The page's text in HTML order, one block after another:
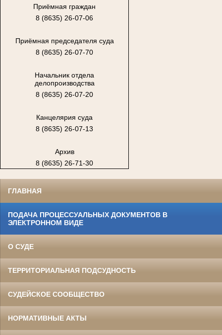
Приёмная граждан
8 (8635) 26-07-06
Приёмная председателя суда
8 (8635) 26-07-70
Начальник отдела
делопроизводства
8 (8635) 26-07-20
Канцелярия суда
8 (8635) 26-07-13
Архив
8 (8635) 26-71-30
ГЛАВНАЯ
ПОДАЧА ПРОЦЕССУАЛЬНЫХ ДОКУМЕНТОВ В
ЭЛЕКТРОННОМ ВИДЕ
О СУДЕ
ТЕРРИТОРИАЛЬНАЯ ПОДСУДНОСТЬ
СУДЕЙСКОЕ СООБЩЕСТВО
НОРМАТИВНЫЕ АКТЫ